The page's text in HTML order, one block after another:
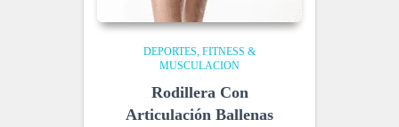
DEPORTES FITNESS &
MUSCULACION
Rodillera Con
Articulación Ballenas